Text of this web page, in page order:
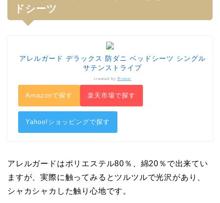
ドシーツ
アレルガード デラックス 防ダニ ベッドシーツ シングル
サテンストライプ
created by Rinker
Amazonで探す 楽天市場で探す
Yahoo!ショッピングで探す
アレルガードはポリエステル80％、綿20％で出来てい
ますが、実際に触ってみるとツルツルで光沢があり、
シャカシャカした触り心地です。